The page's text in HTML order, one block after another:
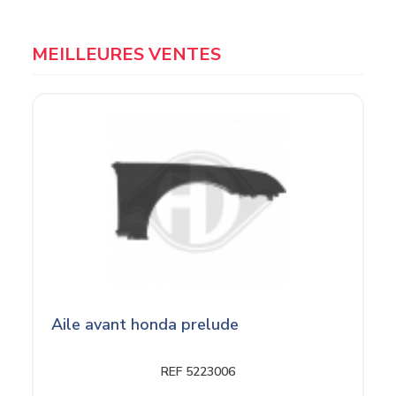
MEILLEURES VENTES
Aile avant honda prelude
REF 5223006